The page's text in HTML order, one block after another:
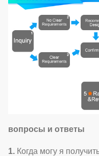
вопросы и ответы
1. Когда могу я